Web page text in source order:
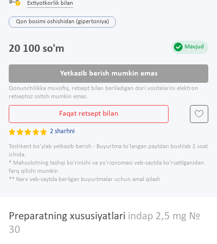
Extiyotkorlik bilan
Qon bosimi oshishidan (gipertoniya)
Mavjud
20 100 so'm
Yetkazib berish mumkin emas
Qonunchilikka muvofiq, retsept bilan beriladigan dori vositalarini elektron
retseptsiz sotish mumkin emas.
Faqat retsept bilan
2 sharhni
Toshkent bo'ylab yetkazib berish - Buyurtma to'langan paytdan boshlab 2 soat
ichida.
* Mahsulotning tashqi ko'rinishi va yo'riqnomasi veb-saytda ko'rsatilganidan
farq qilishi mumkin
** Narx veb-saytda berilgan buyurtmalar uchun amal qiladi
Preparatning xususiyatlari indap 2,5 mg №
30